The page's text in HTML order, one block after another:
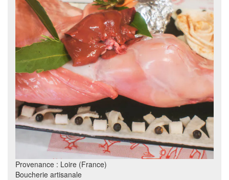
Provenance : Loire (France)
Boucherie artisanale